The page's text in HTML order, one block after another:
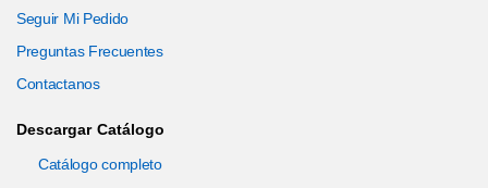
Seguir Mi Pedido
Preguntas Frecuentes
Contactanos
Descargar Catálogo
Catálogo completo